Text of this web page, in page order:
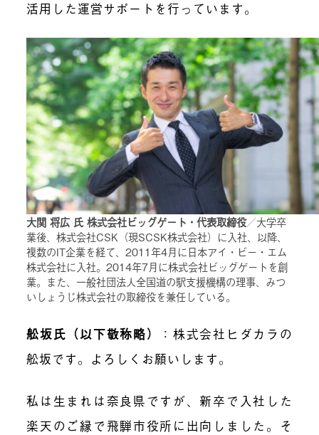
活用した運営サポートを行っています。
大関 将広 氏 株式会社ビッグゲート・代表取締役／大学卒
業後、株式会社CSK（現SCSK株式会社）に入社、以降、
複数のIT企業を経て、2011年4月に日本アイ・ビー・エム
株式会社に入社。2014年7月に株式会社ビッグゲートを創
業。また、一般社団法人全国道の駅支援機構の理事、みつ
いしょうじ株式会社の取締役を兼任している。
舩坂氏（以下敬称略）
：株式会社ヒダカラの
舩坂です。よろしくお願いします。
私は生まれは奈良県ですが、新卒で入社した
楽天のご縁で飛騨市役所に出向しました。そ